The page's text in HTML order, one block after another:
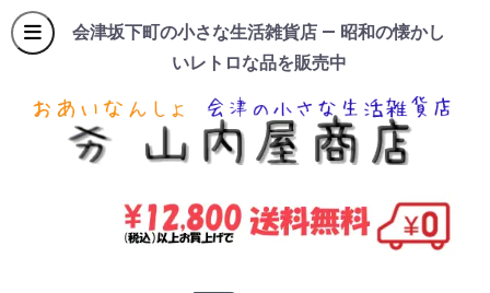
会津坂下町の小さな生活雑貨店 — 昭和の懐かし
いレトロな品を販売中